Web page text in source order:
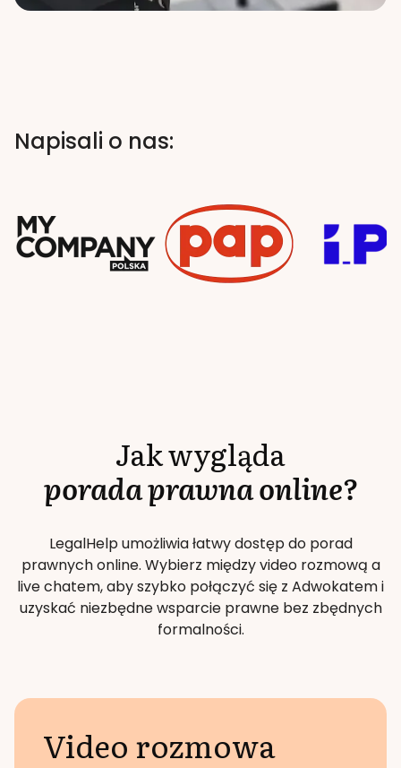
Napisali o nas:
Jak wygląda
porada prawna online?
LegalHelp umożliwia łatwy dostęp do porad
prawnych online. Wybierz między video rozmową a
live chatem, aby szybko połączyć się z Adwokatem i
uzyskać niezbędne wsparcie prawne bez zbędnych
formalności.
Video rozmowa